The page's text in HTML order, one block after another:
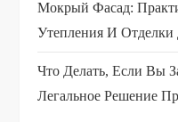
Мокрый Фасад:
Утепления И Отделки
Что Делать, Если Вы
Легальное Решение